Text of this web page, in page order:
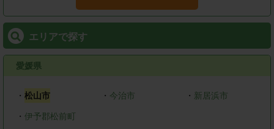
エリアで探す
愛媛県
・ 松山市 ・ 今治市 ・ 新居浜市
・ 伊予郡松前町